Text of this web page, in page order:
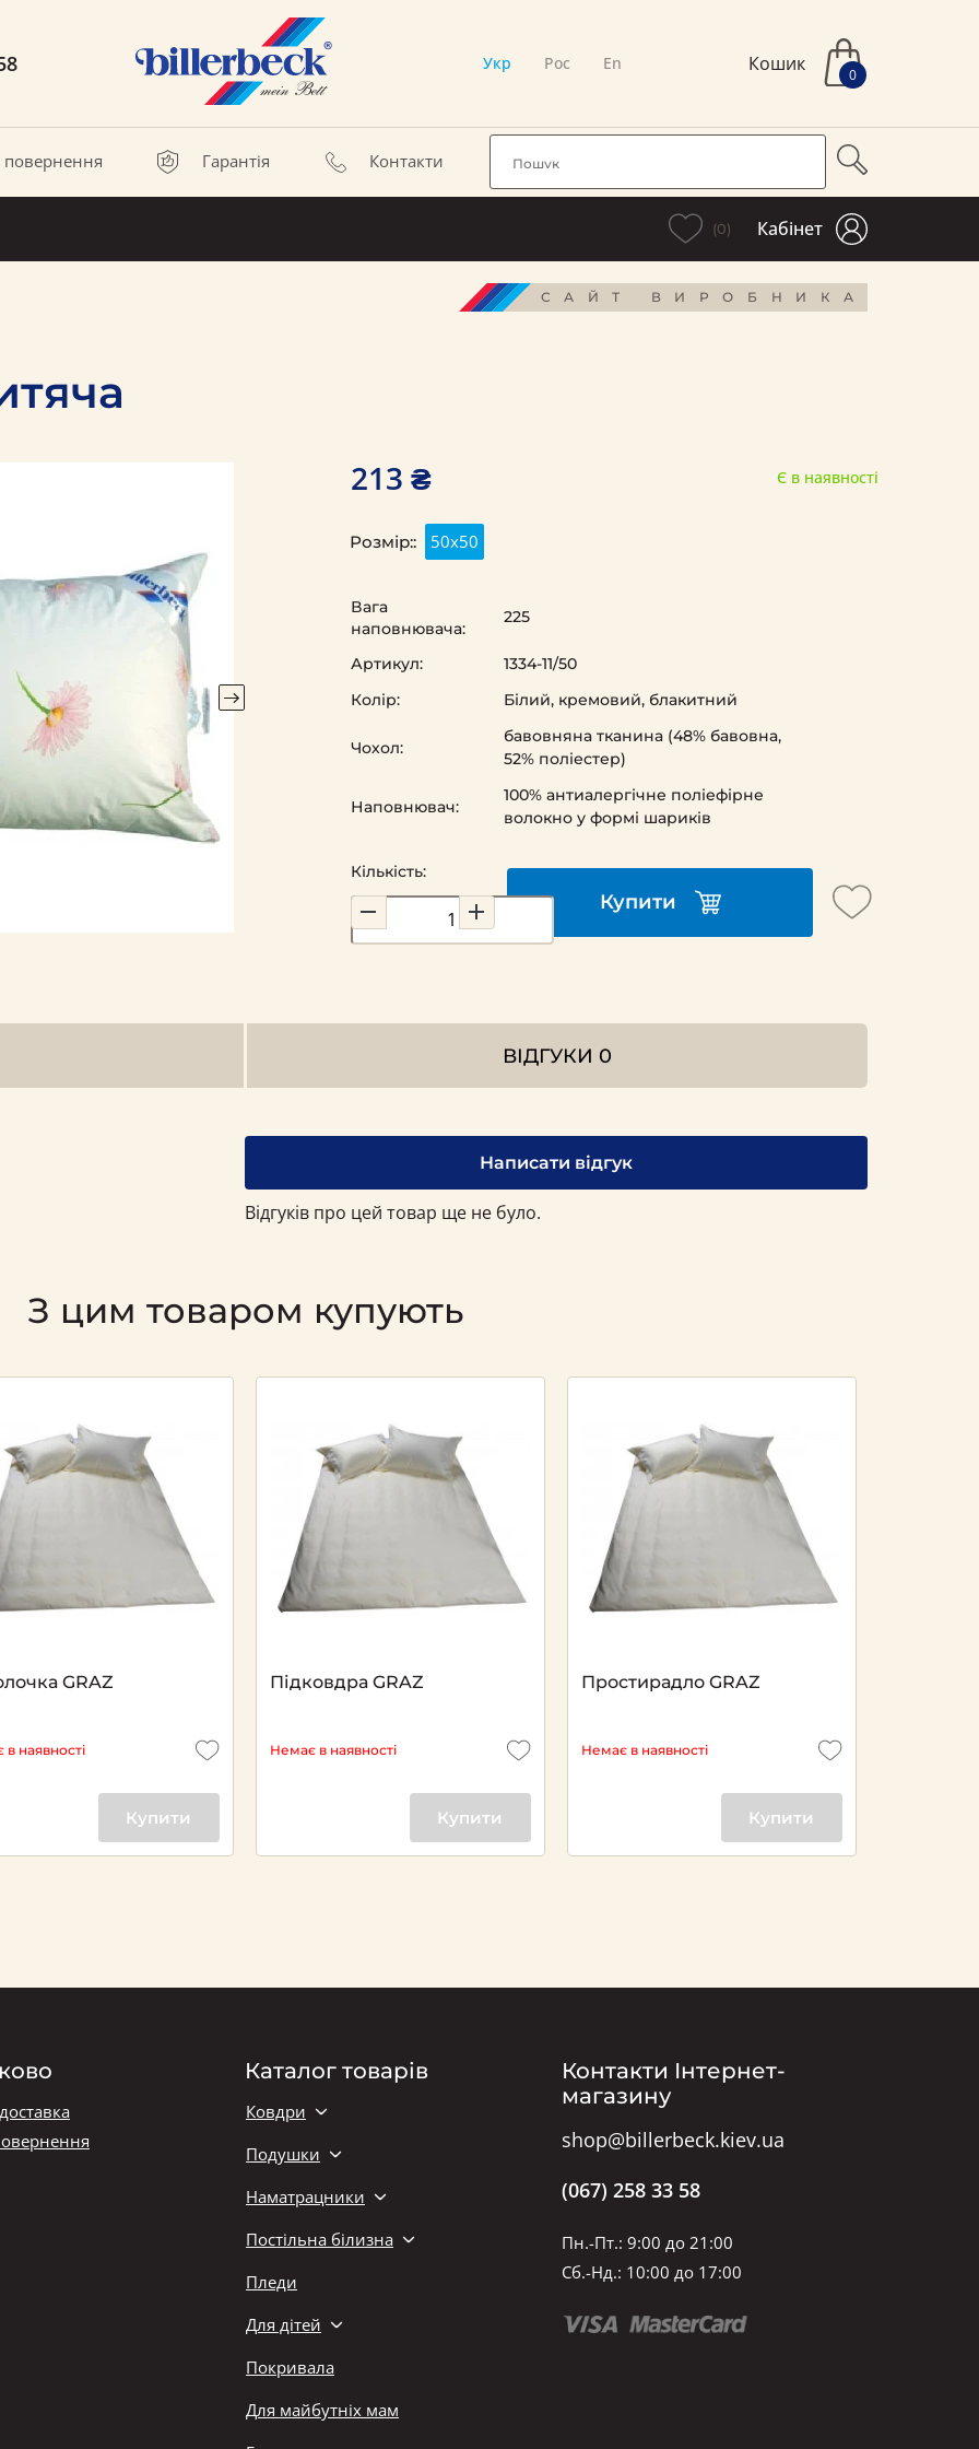
Укр Рос En Кошик 0
повернення Гарантія Контакти
(0) Кабінет
САЙТ ВИРОБНИКА
213 ₴ Є в наявності
Розмір:: 50х50
Кількість:
Купити
Вага
наповнювача:
225
Артикул:
1334-11/50
Колір:
Білий, кремовий, блакитний
Чохол:
бавовняна тканина (48% бавовна,
52% поліестер)
Наповнювач:
100% антиалергічне поліефірне
волокно у формі шариків
ВІДГУКИ 0
Написати відгук
Відгуків про цей товар ще не було.
З цим товаром купують
GRAZ
наявності
Купити
Підковдра GRAZ
Немає в наявності
Купити
Простирадло GRAZ
Немає в наявності
Купити
Каталог товарів
Ковдри
Подушки
Наматрацники
Постільна білизна
Пледи
Для дітей
Покривала
Для майбутніх мам
Контакти Інтернет-
магазину
shop@billerbeck.kiev.ua
(067) 258 33 58
Пн.-Пт.: 9:00 до 21:00
Сб.-Нд.: 10:00 до 17:00